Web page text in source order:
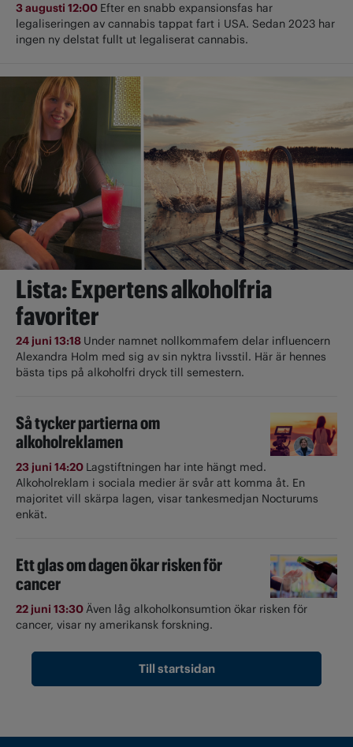
3 augusti 12:00 Efter en snabb expansionsfas har
legaliseringen av cannabis tappat fart i USA. Sedan 2023 har
ingen ny delstat fullt ut ­legaliserat cannabis.
Lista: Expertens alkoholfria
favoriter
24 juni 13:18 Under namnet nollkommafem delar influencern
Alexandra Holm med sig av sin nyktra livsstil. Här är hennes
bästa tips på alkoholfri dryck till semestern.
Så tycker partierna om
alkoholreklamen
23 juni 14:20 Lagstiftningen har inte hängt med.
Alkoholreklam i sociala medier är svår att komma åt. En
majoritet vill skärpa lagen, visar tankesmedjan Nocturums
enkät.
Ett glas om dagen ökar risken för
cancer
22 juni 13:30Även låg alkoholkonsumtion ökar risken för
cancer, visar ny amerikansk forskning.
Till startsidan